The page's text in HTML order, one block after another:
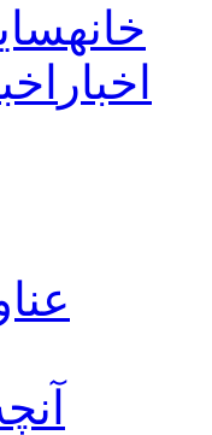
خانه
اخبار